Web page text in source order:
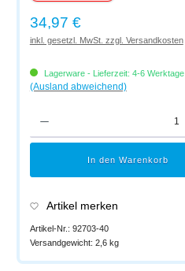
Regulärer Preis:
34,97 €
inkl. gesetzl. MwSt. zzgl. Versandkosten
Lagerware - Lieferzeit: 4-6 Werktage
(Ausland abweichend)
In den Warenkorb
Artikel merken
Artikel-Nr.: 92703-40
Versandgewicht: 2,6 kg